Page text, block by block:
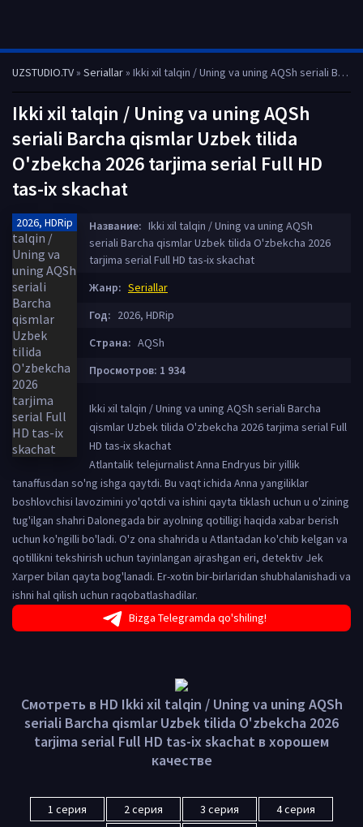
UZSTUDIO.TV» Seriallar» Ikki xil talqin / Uning va uning AQSh seriali Barcha qismlar Uzbek tilida O'zbekcha 2026 tarjima serial Full HD tas-ix skachat
Ikki xil talqin / Uning va uning AQSh
seriali Barcha qismlar Uzbek tilida
O'zbekcha 2026 tarjima serial Full HD
tas-ix skachat
2026, HDRip Название: Ikki xil talqin / Uning va uning AQSh
seriali Barcha qismlar Uzbek tilida O'zbekcha 2026
tarjima serial Full HD tas-ix skachat
Жанр: Seriallar
Год: 2026, HDRip
Страна: AQSh
Просмотров: 1 934
Ikki xil talqin / Uning va uning AQSh seriali Barcha
qismlar Uzbek tilida O'zbekcha 2026 tarjima serial Full
HD tas-ix skachat
Atlantalik telejurnalist Anna Endryus bir yillik
tanaffusdan so'ng ishga qaytdi. Bu vaqt ichida Anna yangiliklar
boshlovchisi lavozimini yo'qotdi va ishini qayta tiklash uchun u o'zining
tug'ilgan shahri Dalonegada bir ayolning qotilligi haqida xabar berish
uchun ko'ngilli bo'ladi. O'z ona shahrida u Atlantadan ko'chib kelgan va
qotillikni tekshirish uchun tayinlangan ajrashgan eri, detektiv Jek
Xarper bilan qayta bog'lanadi. Er-xotin bir-birlaridan shubhalanishadi va
ishni hal qilish uchun raqobatlashadilar.
Bizga Telegramda qo'shiling!
Смотреть в HD Ikki xil talqin / Uning va uning AQSh
seriali Barcha qismlar Uzbek tilida O'zbekcha 2026
tarjima serial Full HD tas-ix skachat в хорошем
качестве
1 серия 2 серия 3 серия
4 серия